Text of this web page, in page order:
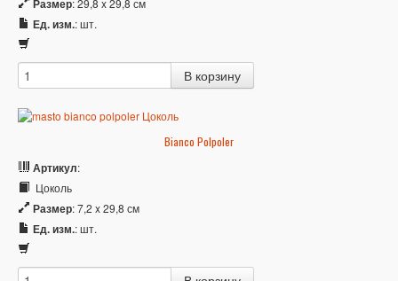
Размер: 29,8 x 29,8 см
Ед. изм.: шт.
Bianco Polpoler
Артикул:
Цоколь
Размер: 7,2 x 29,8 см
Ед. изм.: шт.